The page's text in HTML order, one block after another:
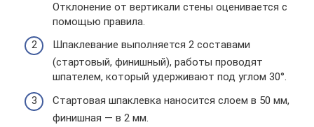
Отклонение от вертикали стены оценивается с
помощью правила.
Шпаклевание выполняется 2 составами
(стартовый, финишный), работы проводят
шпателем, который удерживают под углом 30°.
Стартовая шпаклевка наносится слоем в 50 мм,
финишная — в 2 мм.